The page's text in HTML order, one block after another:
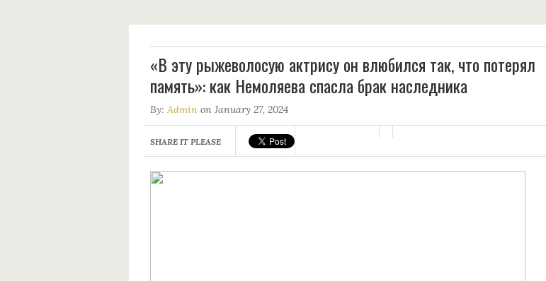
«В эту рыжеволосую актрису он влюбился так, что потерял
память»: как Немоляева спасла брак наследника
By: Admin on January 27, 2024
SHARE IT PLEASE